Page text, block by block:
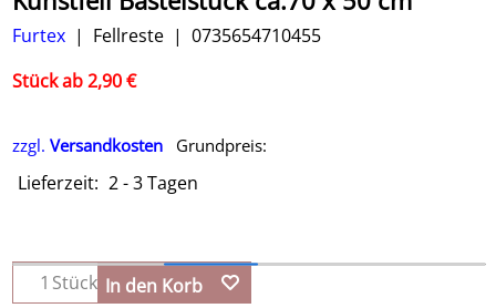
Furtex Fellreste
0735654710455
Stück ab 2,90 €
zzgl. Versandkosten Grundpreis:
Lieferzeit: 2 - 3 Tagen
Stück In den Korb